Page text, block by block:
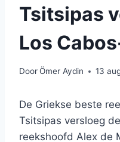
Tsitsipas
Los
DoorÖmer Aydin 13
De Griekse beste
Tsitsipas versloeg
reekshoofd Alex de